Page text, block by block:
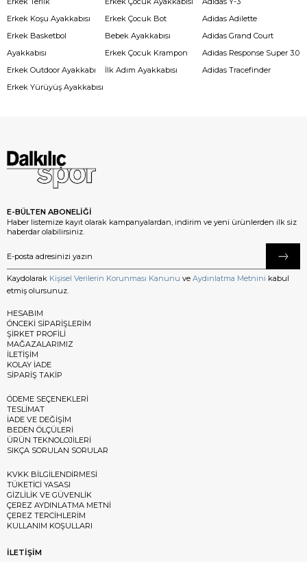
Erkek Koşu Ayakkabısı
Erkek Basketbol
Ayakkabısı
Erkek Outdoor Ayakkabı
Erkek Yürüyüş Ayakkabısı
Erkek Çocuk Bot
Bebek Ayakkabısı
Erkek Çocuk Krampon
İlk Adım Ayakkabısı
Adidas Adilette
Adidas Grand Court
Adidas Response Super 3.0
Adidas Tracefinder
E-BÜLTEN ABONELİĞİ
Haber listemize kayıt olarak kampanyalardan, indirim ve yeni ürünlerden ilk siz
haberdar olabilirsiniz.
Kaydolarak Kişisel Verilerin Korunması Kanunu ve Aydınlatma Metnini kabul
etmiş olursunuz.
HESABIM
ÖNCEKİ SİPARİŞLERİM
ŞİRKET PROFİLİ
MAĞAZALARIMIZ
İLETİŞİM
KOLAY İADE
SİPARİŞ TAKİP
ÖDEME SEÇENEKLERİ
TESLİMAT
İADE VE DEĞİŞİM
BEDEN ÖLÇÜLERİ
ÜRÜN TEKNOLOJİLERİ
SIKÇA SORULAN SORULAR
KVKK BİLGİLENDİRMESİ
TÜKETİCİ YASASI
GİZLİLİK VE GÜVENLİK
ÇEREZ AYDINLATMA METNİ
ÇEREZ TERCİHLERİM
KULLANIM KOŞULLARI
İLETİŞİM